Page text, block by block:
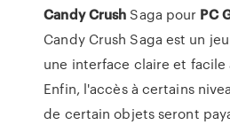
Candy Crush Saga pour PC
Candy Crush Saga est un
une interface claire et facile
Enfin, l'accès à certains
de certain objets seront